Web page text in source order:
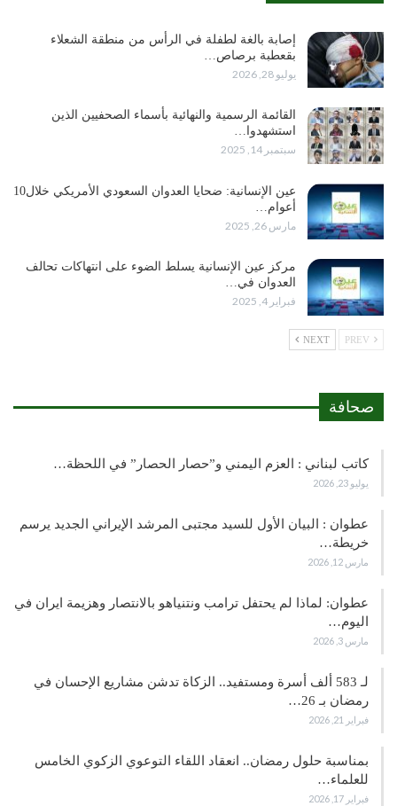
إصابة بالغة لطفلة في الرأس من منطقة الشعلاء
بقعطبة برصاص…
يوليو 28, 2026
القائمة الرسمية والنهائية بأسماء الصحفيين الذين
استشهدوا…
سبتمبر 14, 2025
عين الإنسانية: ضحايا العدوان السعودي الأمريكي خلال10
أعوام…
مارس 26, 2025
مركز عين الإنسانية يسلط الضوء على انتهاكات تحالف
العدوان في…
فبراير 4, 2025
NEXT
صحافة
كاتب لبناني : العزم اليمني و”حصار الحصار” في اللحظة…
يوليو 23, 2026
عطوان : البيان الأول للسيد مجتبى المرشد الإيراني الجديد يرسم
خريطة…
مارس 12, 2026
عطوان: لماذا لم يحتفل ترامب ونتنياهو بالانتصار وهزيمة ايران في
اليوم…
مارس 3, 2026
لـ 583 ألف أسرة ومستفيد.. الزكاة تدشن مشاريع الإحسان في
رمضان بـ 26…
فبراير 21, 2026
بمناسبة حلول رمضان.. انعقاد اللقاء التوعوي الزكوي الخامس
للعلماء…
فبراير 17, 2026